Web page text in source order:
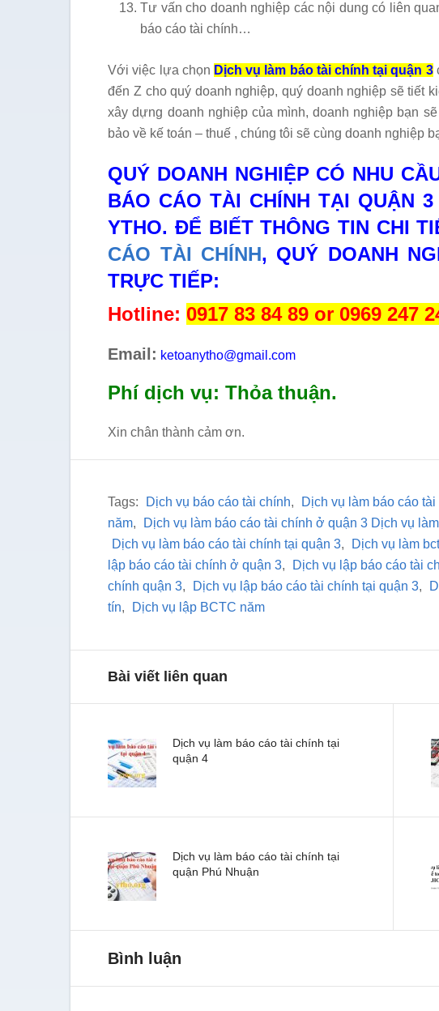
Tư vấn cho doanh nghiệp các nội dung có liên
báo cáo tài chính…
Với việc lựa chọn Dịch vụ làm báo tài chính tại quận 3
đến Z cho quý doanh nghiệp, quý doanh nghiệp sẽ tiết
xây dựng doanh nghiệp của mình, doanh nghiệp bạn
bảo về kế toán – thuế , chúng tôi sẽ cùng doanh nghiệp
QUÝ DOANH NGHIỆP CÓ NHU
BÁO CÁO TÀI CHÍNH TẠI QUẬN
YTHO. ĐỂ BIẾT THÔNG TIN CHI
CÁO TÀI CHÍNH, QUÝ DOANH
TRỰC TIẾP:
Hotline: 0917 83 84 89 or 0969 247
Email: ketoanytho@gmail.com
Phí dịch vụ: Thỏa thuận.
Xin chân thành cảm ơn.
Tags: Dịch vụ báo cáo tài chính, Dịch vụ làm báo cáo tài
năm, Dịch vụ làm báo cáo tài chính ở quận 3 Dịch vụ
Dịch vụ làm báo cáo tài chính tại quận 3, Dịch vụ làm
lập báo cáo tài chính ở quận 3, Dịch vụ lập báo cáo tài
chính quận 3, Dịch vụ lập báo cáo tài chính tại quận 3,
tín, Dịch vụ lập BCTC năm
Bài viết liên quan
Dịch vụ làm báo cáo tài chính tại
quận 4
Dịch vụ làm báo cáo tài chính tại
quận Phú Nhuận
Bình luận